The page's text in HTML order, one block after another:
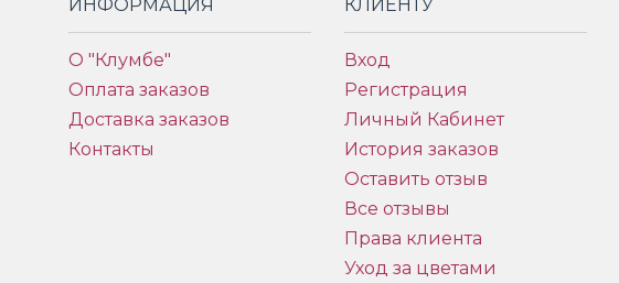
ИНФОРМАЦИЯ
О "Клумбе"
Оплата заказов
Доставка заказов
Контакты
КЛИЕНТУ
Вход
Регистрация
Личный Кабинет
История заказов
Оставить отзыв
Все отзывы
Права клиента
Уход за цветами